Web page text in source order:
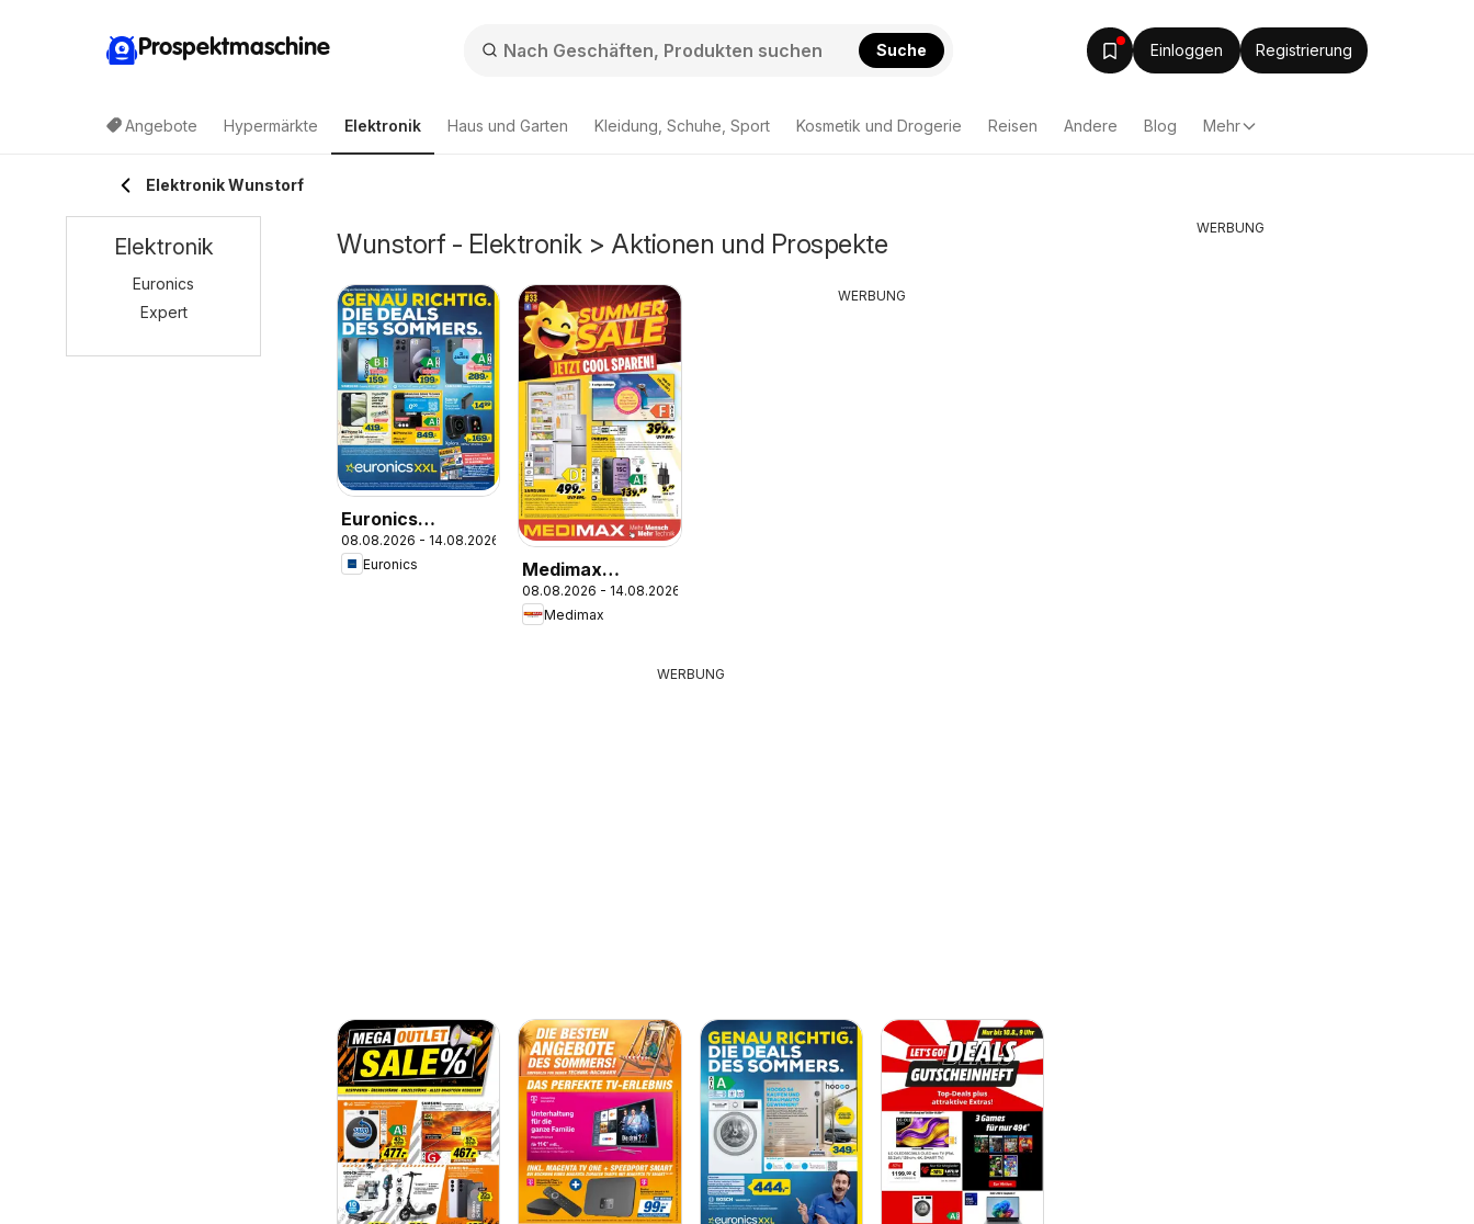
Prospektmaschine Suche Einloggen Registrierung
Angebote Hypermärkte Elektronik Haus und Garten Kleidung, Schuhe, Sport Kosmetik und Drogerie Reisen Andere Blog Mehr
Elektronik Wunstorf
Wunstorf - Elektronik > Aktionen und Prospekte
Euronics
Prospekt
08.08.2026 - 14.08.2026
Euronics
Medimax
Prospekt
08.08.2026 - 14.08.2026
Medimax
WERBUNG
WERBUNG
Elektronik
Euronics
Expert
WERBUNG